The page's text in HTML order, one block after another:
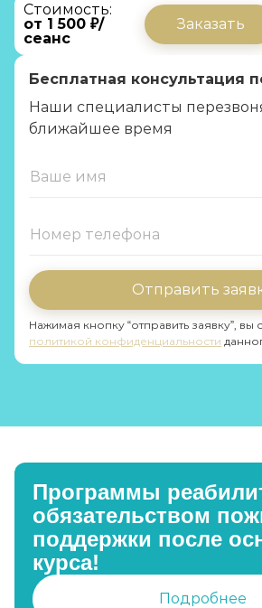
Стоимость:
от 1 500 ₽/
сеанс
Заказать
Бесплатная консультация
Наши специалисты
ближайшее время
Отправить
Нажимая кнопку “отправить заявку”, вы
политикой конфиденциальности
Программы
обязательством
поддержки после
курса!
Подробнее